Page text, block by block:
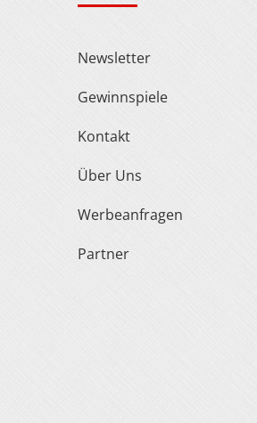
Newsletter
Gewinnspiele
Kontakt
Über Uns
Werbeanfragen
Partner